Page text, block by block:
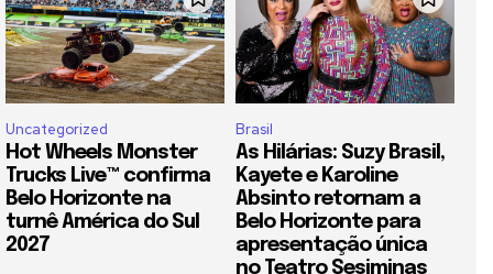
Uncategorized
Hot Wheels Monster
Trucks Live™ confirma
Belo Horizonte na
turnê América do Sul
2027
Brasil
As Hilárias: Suzy Brasil,
Kayete e Karoline
Absinto retornam a
Belo Horizonte para
apresentação única
no Teatro Sesiminas